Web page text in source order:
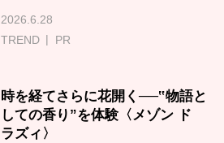
2026.6.28
TREND
PR
時を経てさらに花開く──‟物語と
しての香り”を体験〈メゾン ド
ラズィ〉